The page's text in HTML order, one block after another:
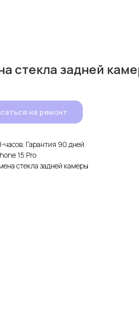
стекла задней
на ремонт
часов. Гарантия 90 дней.
15 Pro
стекла задней камеры